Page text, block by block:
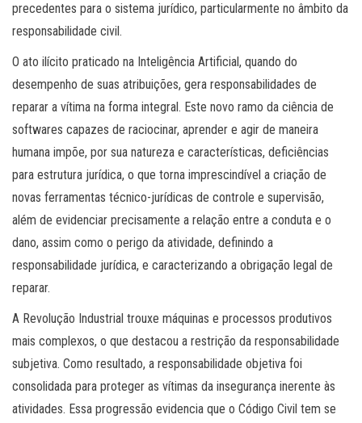
precedentes para o sistema jurídico, particularmente no âmbito da
responsabilidade civil.
O ato ilícito praticado na Inteligência Artificial, quando do
desempenho de suas atribuições, gera responsabilidades de
reparar a vítima na forma integral. Este novo ramo da ciência de
softwares capazes de raciocinar, aprender e agir de maneira
humana impõe, por sua natureza e características, deficiências
para estrutura jurídica, o que torna imprescindível a criação de
novas ferramentas técnico-jurídicas de controle e supervisão,
além de evidenciar precisamente a relação entre a conduta e o
dano, assim como o perigo da atividade, definindo a
responsabilidade jurídica, e caracterizando a obrigação legal de
reparar.
A Revolução Industrial trouxe máquinas e processos produtivos
mais complexos, o que destacou a restrição da responsabilidade
subjetiva. Como resultado, a responsabilidade objetiva foi
consolidada para proteger as vítimas da insegurança inerente às
atividades. Essa progressão evidencia que o Código Civil tem se